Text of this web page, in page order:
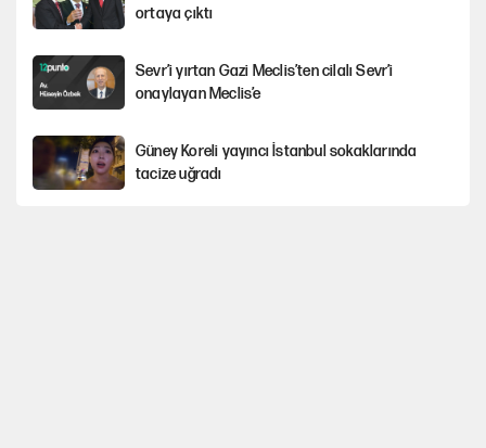
ortaya çıktı
Sevr’i yırtan Gazi Meclis’ten cilalı Sevr’i
onaylayan Meclis’e
Güney Koreli yayıncı İstanbul sokaklarında
tacize uğradı